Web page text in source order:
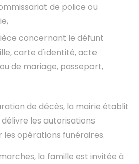
de police ou
concernant le défunt
carte d'identité, acte
de mariage, passeport,
de décès, la mairie établit
les autorisations
opérations funéraires.
la famille est invitée à